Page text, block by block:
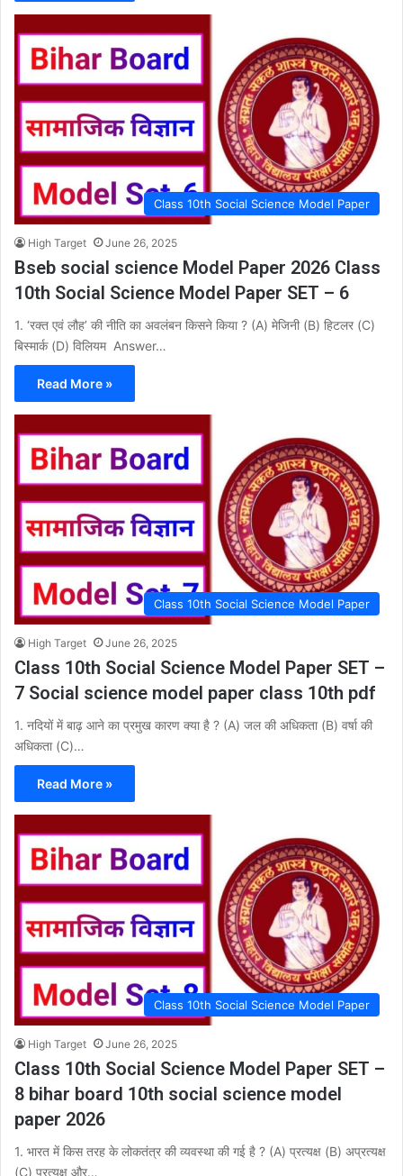
Class 10th Social Science Model Paper
High Target June 26, 2025
Bseb social science Model Paper 2026 Class
10th Social Science Model Paper SET – 6
1. ‘रक्त एवं लौह’ की नीति का अवलंबन किसने किया ? (A) मेजिनी (B) हिटलर (C)
बिस्मार्क (D) विलियम Answer…
Read More »
Class 10th Social Science Model Paper
High Target June 26, 2025
Class 10th Social Science Model Paper SET –
7 Social science model paper class 10th pdf
1. नदियों में बाढ़ आने का प्रमुख कारण क्या है ? (A) जल की अधिकता (B) वर्षा की
अधिकता (C)…
Read More »
Class 10th Social Science Model Paper
High Target June 26, 2025
Class 10th Social Science Model Paper SET –
8 bihar board 10th social science model
paper 2026
1. भारत में किस तरह के लोकतंत्र की व्यवस्था की गई है ? (A) प्रत्यक्ष (B) अप्रत्यक्ष
(C) प्रत्यक्ष और…